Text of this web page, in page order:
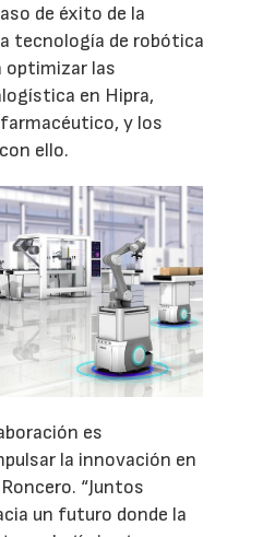
de éxito de la
tecnología de robótica
optimizar las
en Hipra,
y los
ello.
es
la innovación en
“Juntos
un futuro donde la